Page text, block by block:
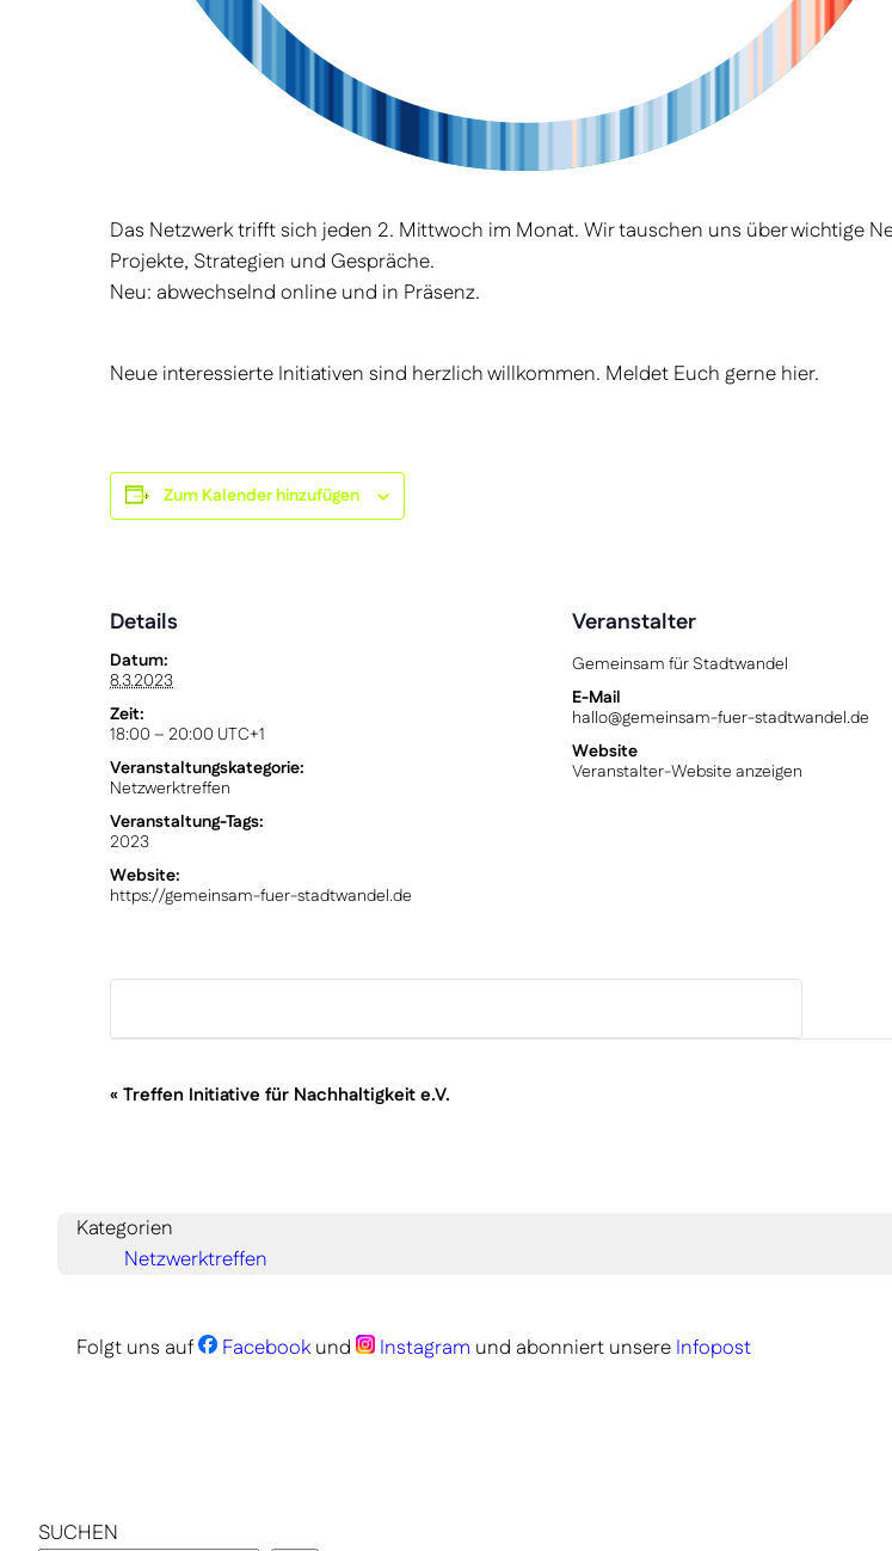
Das Netzwerk trifft sich jeden 2. Mittwoch im Monat. Wir tauschen uns über wichtige
Projekte, Strategien und Gespräche.
Neu: abwechselnd online und in Präsenz.
Neue interessierte Initiativen sind herzlich willkommen. Meldet Euch gerne hier.
Zum Kalender hinzufügen
Details
Datum:
8.3.2023
Zeit:
18:00 – 20:00 UTC+1
Veranstaltungskategorie:
Netzwerktreffen
Veranstaltung-Tags:
2023
Website:
https://gemeinsam-fuer-stadtwandel.de
Veranstalter
Gemeinsam für Stadtwandel
E-Mail
hallo@gemeinsam-fuer-stadtwandel.de
Website
Veranstalter-Website anzeigen
Veranstaltung-
«Treffen Initiative für Nachhaltigkeit e.V.
Kategorien
Netzwerktreffen
Folgt uns auf Facebook und Instagram und abonniert unsere Infopost
SUCHEN